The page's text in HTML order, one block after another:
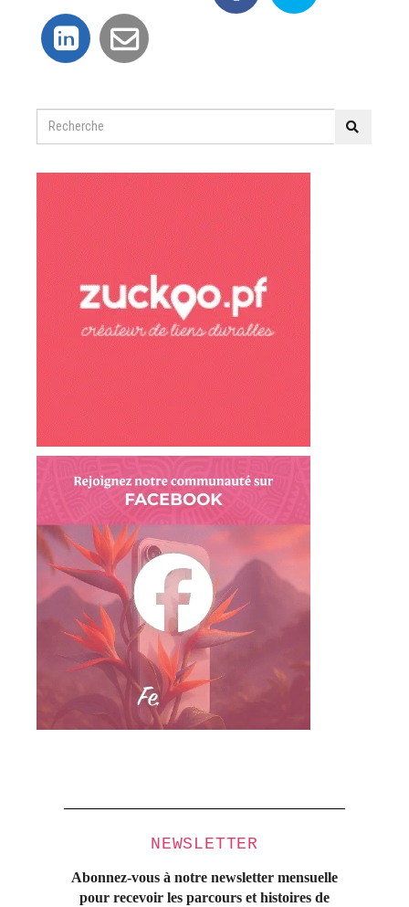
NEWSLETTER
Abonnez-vous à notre newsletter mensuelle
pour recevoir les parcours et histoires de